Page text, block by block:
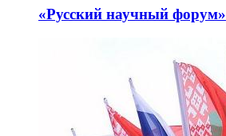
«Русский научный форум»